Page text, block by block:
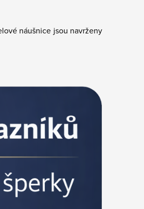
náušnice jsou navrženy